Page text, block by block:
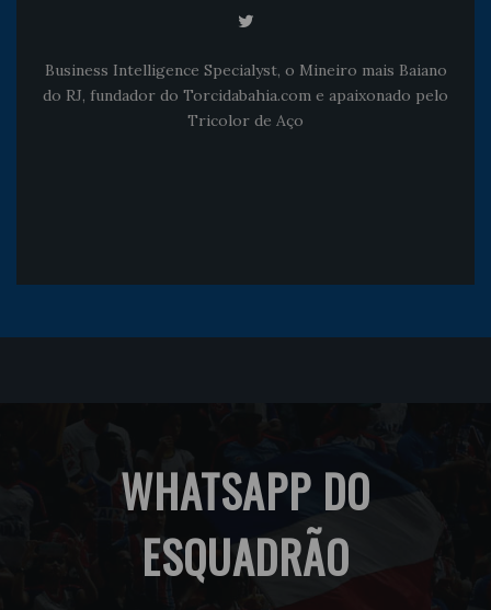
Business Intelligence Specialyst, o Mineiro mais Baiano
do RJ, fundador do Torcidabahia.com e apaixonado pelo
Tricolor de Aço
WHATSAPP DO
ESQUADRÃO